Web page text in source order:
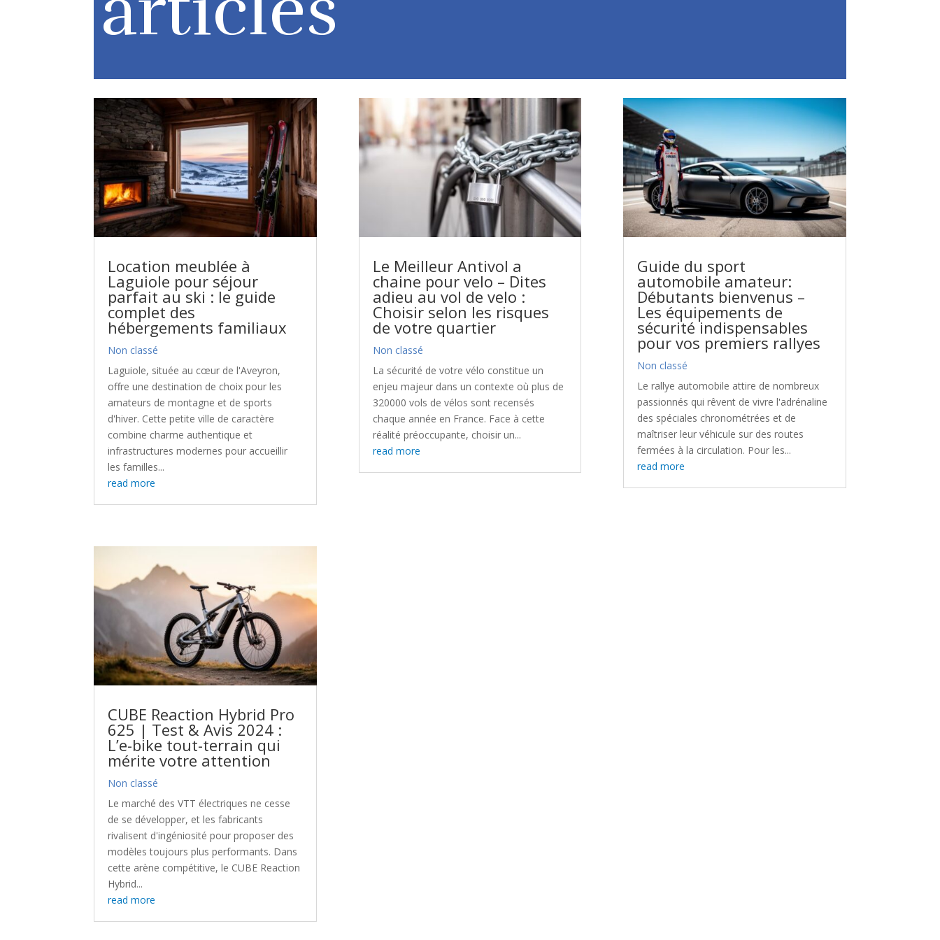
Location meublée à
Laguiole pour séjour
parfait au ski : le guide
complet des
hébergements familiaux
Non classé
Laguiole, située au cœur de l'Aveyron,
offre une destination de choix pour les
amateurs de montagne et de sports
d'hiver. Cette petite ville de caractère
combine charme authentique et
infrastructures modernes pour accueillir
les familles...
read more
CUBE Reaction Hybrid Pro
625 | Test & Avis 2024 :
L’e-bike tout-terrain qui
mérite votre attention
Non classé
Le marché des VTT électriques ne cesse
de se développer, et les fabricants
rivalisent d'ingéniosité pour proposer des
modèles toujours plus performants. Dans
cette arène compétitive, le CUBE Reaction
Hybrid...
read more
Le Meilleur Antivol a
chaine pour velo – Dites
adieu au vol de velo :
Choisir selon les risques
de votre quartier
Non classé
La sécurité de votre vélo constitue un
enjeu majeur dans un contexte où plus de
320000 vols de vélos sont recensés
chaque année en France. Face à cette
réalité préoccupante, choisir un...
read more
Guide du sport
automobile amateur:
Débutants bienvenus –
Les équipements de
sécurité indispensables
pour vos premiers rallyes
Non classé
Le rallye automobile attire de nombreux
passionnés qui rêvent de vivre l'adrénaline
des spéciales chronométrées et de
maîtriser leur véhicule sur des routes
fermées à la circulation. Pour les...
read more